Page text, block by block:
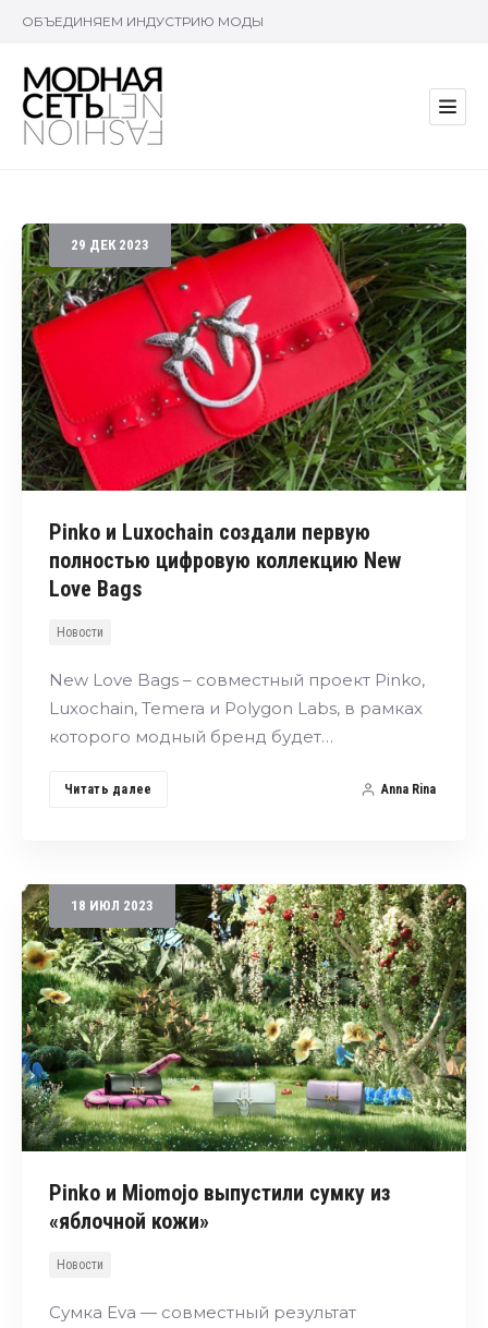
ОБЪЕДИНЯЕМ ИНДУСТРИЮ МОДЫ
29 ДЕК 2023
Pinko и Luxochain создали первую
полностью цифровую коллекцию New
Love Bags
Новости
New Love Bags – совместный проект Pinko,
Luxochain, Temera и Polygon Labs, в рамках
которого модный бренд будет…
Читать далее Anna Rina
18 ИЮЛ 2023
Pinko и Miomojo выпустили сумку из
«яблочной кожи»
Новости
Сумка Eva — совместный результат